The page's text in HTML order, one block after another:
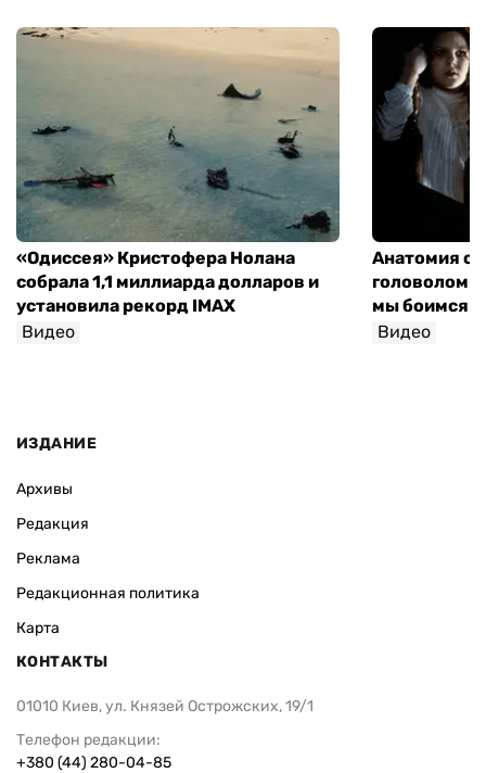
«Одиссея» Кристофера Нолана
собрала 1,1 миллиарда долларов и
установила рекорд IMAX
Видео
Анатомия
мы боимся
Видео
ИЗДАНИЕ
Архивы
Редакция
Реклама
Редакционная политика
Карта
КОНТАКТЫ
01010 Киев, ул. Князей Острожских, 19/1
Телефон редакции:
+380 (44) 280-04-85